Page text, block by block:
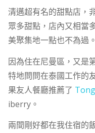
清邁超有名的甜點店，
眾多甜點，店內又相當
美聚集地一點也不為過。
因為住在尼曼區，又是
特地問問在泰國工作的
果友人餐廳推薦了
iberry。
兩間剛好都在我住宿的